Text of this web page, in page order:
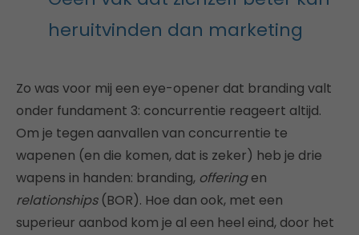
heruitvinden dan marketing
Zo was voor mij een eye-opener dat branding valt
onder fundament 3: concurrentie reageert altijd.
Om je tegen aanvallen van concurrentie te
wapenen (en die komen, dat is zeker) heb je drie
wapens in handen: branding, offeringen
relationships(BOR). Hoe dan ook, met een
superieur aanbod kom je al een heel eind, door het